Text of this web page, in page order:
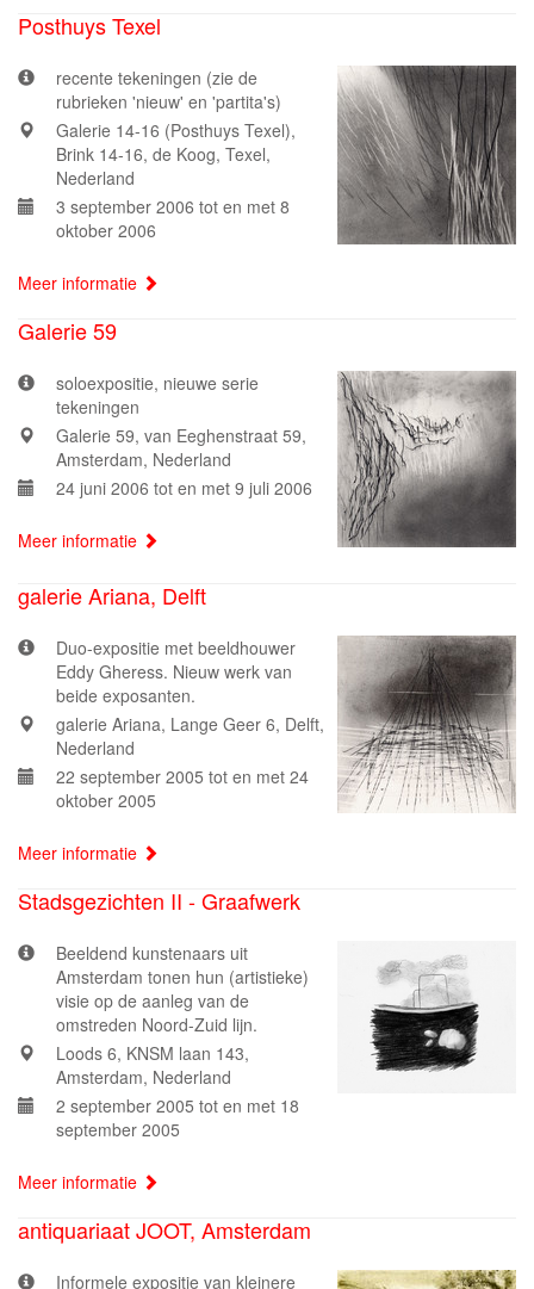
Posthuys Texel
recente tekeningen (zie de
rubrieken 'nieuw' en 'partita's)
Galerie 14-16 (Posthuys Texel),
Brink 14-16, de Koog, Texel,
Nederland
3 september 2006 tot en met 8
oktober 2006
Meer informatie
Galerie 59
soloexpositie, nieuwe serie
tekeningen
Galerie 59, van Eeghenstraat 59,
Amsterdam, Nederland
24 juni 2006 tot en met 9 juli 2006
Meer informatie
galerie Ariana, Delft
Duo-expositie met beeldhouwer
Eddy Gheress. Nieuw werk van
beide exposanten.
galerie Ariana, Lange Geer 6, Delft,
Nederland
22 september 2005 tot en met 24
oktober 2005
Meer informatie
Stadsgezichten II - Graafwerk
Beeldend kunstenaars uit
Amsterdam tonen hun (artistieke)
visie op de aanleg van de
omstreden Noord-Zuid lijn.
Loods 6, KNSM laan 143,
Amsterdam, Nederland
2 september 2005 tot en met 18
september 2005
Meer informatie
antiquariaat JOOT, Amsterdam
Informele expositie van kleinere